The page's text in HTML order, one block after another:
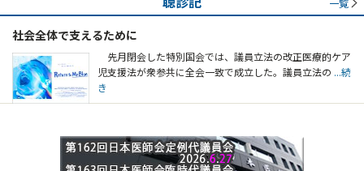
社会全体で支えるために
先月閉会した特別国会では、議員立法の改正医療的ケア
児支援法が衆参共に全会一致で成立した。議員立法の ...続
き